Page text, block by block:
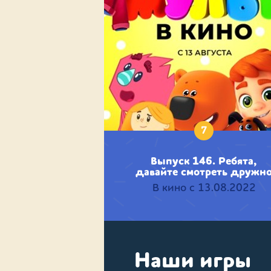
7
Выпуск 146. Ребята,
давайте смотреть
В кино с 13.08.2022
Наши игры